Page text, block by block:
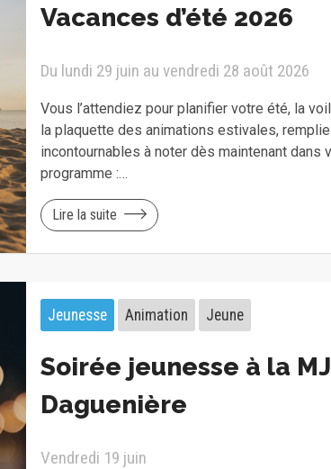
Vacances d’été 2026
Du lundi 29 juin au vendredi 28 août 2026
Vous l’attendiez pour planifier votre été, la
la plaquette des animations estivales,
incontournables à noter dès maintenant dans
programme :…
Lire la suite
Jeunesse Animation Jeune
Soirée jeunesse à la
Daguenière
Vendredi 19 juin